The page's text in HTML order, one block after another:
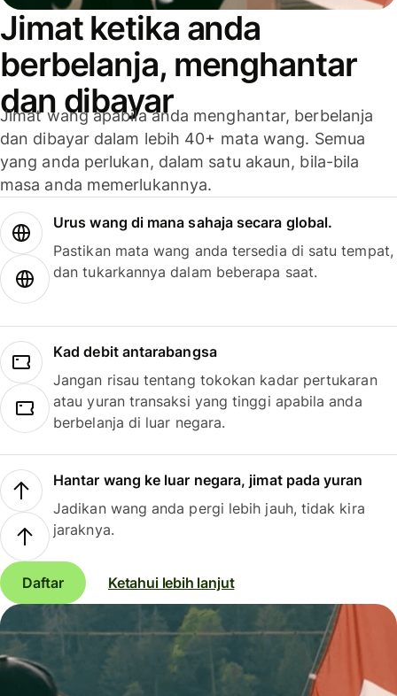
Jimat ketika anda
berbelanja, menghantar
dan dibayar
Jimat wang apabila anda menghantar, berbelanja
dan dibayar dalam lebih 40+ mata wang. Semua
yang anda perlukan, dalam satu akaun, bila-bila
masa anda memerlukannya.
Urus wang di mana sahaja secara global.
Pastikan mata wang anda tersedia di satu tempat,
dan tukarkannya dalam beberapa saat.
Kad debit antarabangsa
Jangan risau tentang tokokan kadar pertukaran
atau yuran transaksi yang tinggi apabila anda
berbelanja di luar negara.
Hantar wang ke luar negara, jimat pada yuran
Jadikan wang anda pergi lebih jauh, tidak kira
jaraknya.
Daftar Ketahui lebih lanjut